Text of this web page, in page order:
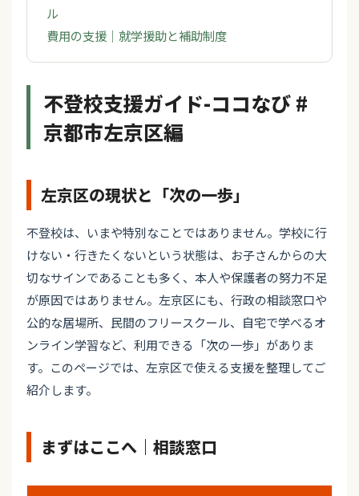
ル
費用の支援｜就学援助と補助制度
不登校支援ガイド-ココなび #
京都市左京区編
左京区の現状と「次の一歩」
不登校は、いまや特別なことではありません。学校に行
けない・行きたくないという状態は、お子さんからの大
切なサインであることも多く、本人や保護者の努力不足
が原因ではありません。左京区にも、行政の相談窓口や
公的な居場所、民間のフリースクール、自宅で学べるオ
ンライン学習など、利用できる「次の一歩」がありま
す。このページでは、左京区で使える支援を整理してご
紹介します。
まずはここへ｜相談窓口